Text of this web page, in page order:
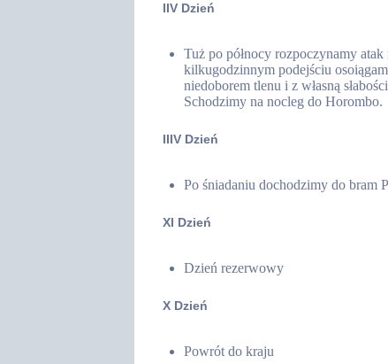
IIV Dzień
Tuż po północy rozpoczynamy
kilkugodzinnym podejściu
niedoborem tlenu i z własną
Schodzimy na nocleg do Horombo.
IIIV Dzień
Po śniadaniu dochodzimy do bram
XI Dzień
Dzień rezerwowy
X Dzień
Powrót do kraju